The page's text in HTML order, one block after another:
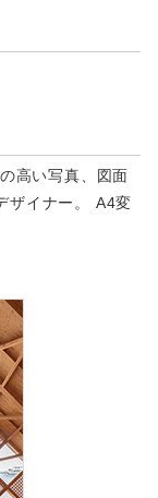
高い写真、図面
ザイナー。 A4変